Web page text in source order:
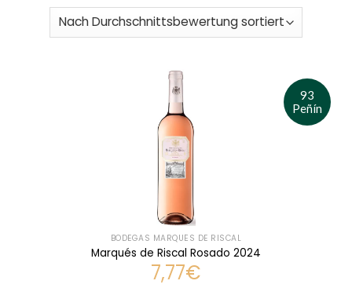
93
Peñín
BODEGAS MARQUÉS DE RISCAL
Marqués de Riscal Rosado 2024
7,77€